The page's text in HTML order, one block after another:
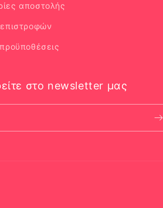
αποστολής
επιστροφών
στο newsletter μας